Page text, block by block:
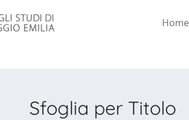
Home
Sfoglia per Titolo